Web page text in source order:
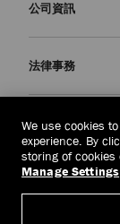
申請退貨
送貨
定制服務
保修服務
公司資訊
我們的歷史
我們的影響與責任
我們的影響
匠心工藝
法律事務
條款與條件
被遺忘權
主體存取請求表
泰國(฿)
We use cookies
experience. By
storing of cookies
Manage Settings